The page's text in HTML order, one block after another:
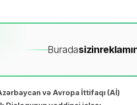
Buradasizin
və Avropa İttifaqı (Aİ)